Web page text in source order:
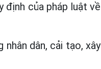
của pháp luật về
dân, cải tạo, xây